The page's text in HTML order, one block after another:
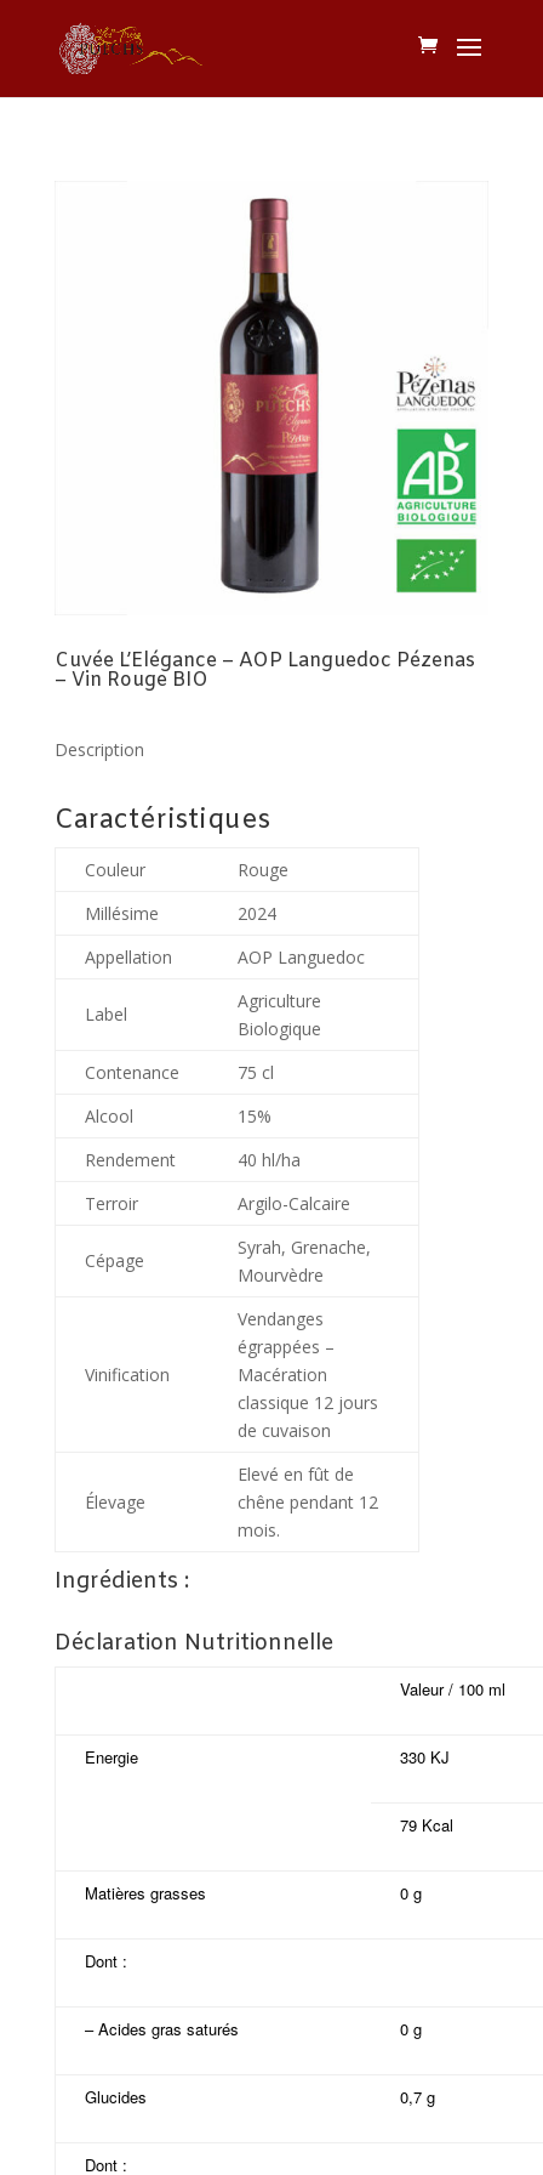
Cuvée L’Elégance – AOP Languedoc Pézenas
– Vin Rouge BIO
Description
Caractéristiques
Couleur
Rouge
Millésime
2024
Appellation
AOP Languedoc
Label
Agriculture
Biologique
Contenance
75 cl
Alcool
15%
Rendement
40 hl/ha
Terroir
Argilo-Calcaire
Cépage
Syrah, Grenache,
Mourvèdre
Vinification
Vendanges
égrappées –
Macération
classique 12 jours
de cuvaison
Élevage
Elevé en fût de
chêne pendant 12
mois.
Ingrédients :
Déclaration Nutritionnelle
Valeur / 100 ml
Energie 330 KJ
79 Kcal
Matières grasses 0 g
Dont :
– Acides gras saturés 0 g
Glucides 0,7 g
Dont :